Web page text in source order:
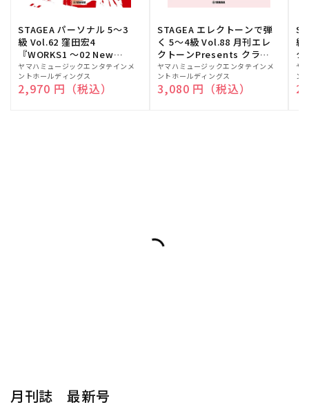
STAGEA パーソナル 5～3
級 Vol.62 窪田宏4
『WORKS1 ～02 New
edition～』
販
売
元:
ヤマハミュージックエンタテインメ
ントホールディングス
通常価格
2,970 円（税込）
STAGEA エレクトーンで弾
く 5～4級 Vol.88 月刊エレ
クトーンPresents クラシ
ック名曲集
販
売
元:
ヤマハミュージックエンタテインメ
ントホールディングス
通常価格
3,080 円（税込）
級
ク
販
売
元:
ヤ
ン
月刊誌 最新号